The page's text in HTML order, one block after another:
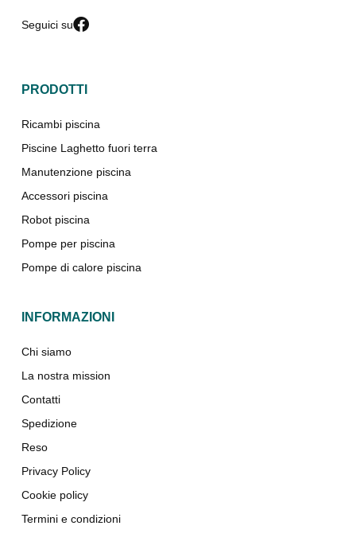
Seguici su
PRODOTTI
Ricambi piscina
Piscine Laghetto fuori terra
Manutenzione piscina
Accessori piscina
Robot piscina
Pompe per piscina
Pompe di calore piscina
INFORMAZIONI
Chi siamo
La nostra mission
Contatti
Spedizione
Reso
Privacy Policy
Cookie policy
Termini e condizioni